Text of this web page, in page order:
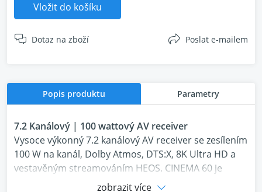
Vložit do košíku
Dotaz na zboží Poslat e-mailem
Popis produktu Parametry
7.2 Kanálový | 100 wattový AV receiver
Vysoce výkonný 7.2 kanálový AV receiver se zesílením
100 W na kanál, Dolby Atmos, DTS:X, 8K Ultra HD a
vestavěným streamováním HEOS. CINEMA 60 je
novým standardem základního luxusního domácího
zobrazit více